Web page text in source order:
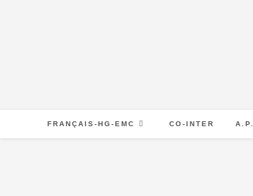
FRANÇAIS-HG-EMC CO-INTER A.P.